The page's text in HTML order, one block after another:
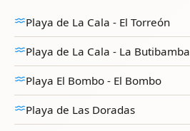
Playa de La Cala - El Torreón
Playa de La Cala - La Butibamba
Playa El Bombo - El Bombo
Playa de Las Doradas